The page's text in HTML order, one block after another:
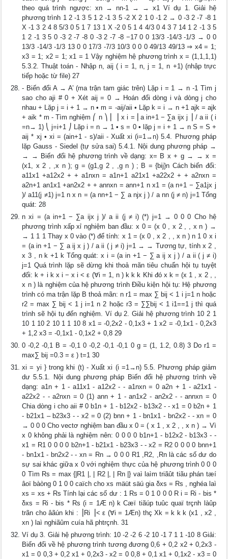
theo quá trình ngược: xn → nn-1 → → x1 Ví dụ 1. Giải hệ
phương trình 1 2 -1 3 5 1 2 -1 3 5 -2 X 2 1 0 -1 2 → 0 -3 2 -7 -8 1
X -1 3 2 4 8 5/3 0 5 1 7 13 1 X -2 0 5 1 4 4/3 0 4 3 7 14 1 2 -1 3 5
1 2 -1 3 5 0 -3 2 -7 -8 0 -3 2 -7 -8 −17 0 0 13/3 -14/3 -1/3 → 0 0
13/3 -14/3 -1/3 13 0 0 17/3 -7/3 10/3 0 0 0 49/13 49/13 ⇒ x4 = 1;
x3 = 1; x2 = 1; x1 = 1 Vậy nghiệm hệ phương trình x = (1,1,1,1)
5.3.2. Thuật toán - Nhập n, aij ( i = 1, n, j = 1, n +1) (nhập trực
tiếp hoặc từ file) 27
- Biến đổi A → A’ (ma trận tam giác trên) Lặp i = 1 → n -1 Tìm j
sao cho aji # 0 + Xét aij = 0 → Hoán đổi dòng i và dòng j cho
nhau + Lặp j = i + 1 → n • m = -aij/aii • Lặp k = i → n +1 ajk = ajk
+ aik * m - Tìm nghiệm ⎛ n ⎞ ⎜ ⎟ x i = ⎜a in+1 − ∑a ijx j ⎟ / a ii ( i
=n→ 1) ⎝ j=i+1 ⎠ Lặp i = n → 1 • s = 0 • lặp j = i + 1 → n S = S +
aij * xj • xi = (ain+1 - s)/aii - Xuất xi (i=1→n) 5.4. Phương pháp
lặp Gauss - Siedel (tự sửa sai) 5.4.1. Nội dung phương pháp →
→ → Biến đổi hệ phương trình về dạng: x= B x + g → → x =
(x1, x 2 , ,x n ); g = (g1,g 2 , ,g n ) ; B = {bij}n Cách biến đổi:
a11x1 +a12x2 + + a1nxn = a1n+1 a21x1 +a22x2 + + a2nxn =
a2n+1 an1x1 +an2x2 + + annxn = ann+1 n x1 = (a n+1 − ∑a1jx j
)/ a11(j ≠1) j=1 n x n = (a nn+1 − ∑ a njx j ) / a nn (j ≠ n) j=1 Tổng
quát: 28
n xi = (a in+1 − ∑a ijx j )/ a ii (j ≠ i) (*) j=1 → 0 0 0 Cho hệ
phương trình xấp xỉ nghiệm ban đầu: x 0 = (x 0 , x 2 , , x n ) →
→ 1 1 1 Thay x 0 vào (*) để tính: x 1 = (x 0 , x 2 , , x n ) n 1 0 x i
= (a in +1 − ∑ a ij x j ) / a ii ( j ≠ i) j=1 → → Tương tự, tính x 2 ,
x 3 , n k +1 k Tổng quát: x i = (a in +1 − ∑ a ij x j ) / a ii ( j ≠ i)
j=1 Quá trình lặp sẽ dừng khi thoả mãn tiêu chuẩn hội tụ tuyệt
đối: k + i k x i − x i < ε (∀i = 1, n ) k k k Khi đó x k = (x 1 , x 2 , ,
x n ) là nghiệm của hệ phương trình Điều kiện hội tụ: Hệ phương
trình có ma trận lặp B thoả mãn: n r1 = max ∑ bij < 1 i j=1 n hoặc
r2 = max ∑ bij < 1 j i=1 n 2 hoặc r3 = ∑∑bij < 1 i1==1 j thì quá
trình sẽ hội tụ đến nghiệm. Ví dụ 2. Giải hệ phương trình 10 2 1
10 1 10 2 10 1 1 10 8 x1 = -0,2x2 - 0,1x3 + 1 x2 = -0,1x1 - 0,2x3
+ 1,2 x3 = -0,1x1 - 0,1x2 + 0,8 29
0 -0,2 -0,1 B = -0,1 0 -0,2 -0,1 -0,1 0 g = (1, 1.2, 0.8) 3 Do r1 =
max∑ bij =0.3 = ε ) t=1 30
xi = yi } trong khi (t) - Xuất xi (i =1→n) 5.5. Phương pháp giảm
dư 5.5.1. Nội dung phương pháp Biến đổi hệ phương trình về
dạng: a1n + 1 - a11x1 - a12x2 - - a1nxn = 0 a2n + 1 - a21x1 -
a22x2 - - a2nxn = 0 (1) ann + 1 - an1x2 - an2x2 - - annxn = 0
Chia dòng i cho aii # 0 b1n + 1 - b12x2 - b13x2 - - x1 = 0 b2n + 1
- b21x1 – b23x3 - - x2 = 0 (2) bnn + 1 - bn1x1 - bn2x2 - - xn = 0
→ 0 0 0 Cho vectơ nghiệm ban đầu x 0 = ( x 1 , x 2 , , x n ) → Vì
x 0 không phải là nghiệm nên: 0 0 0 0 b1n+1 - b12x2 - b13x3 - -
x1 = R1 0 0 0 0 b2n+1 - b21x1 - b23x3 - - x2 = R2 0 0 0 0 bnn+1
- bn1x1 - bn2x2 - - xn = Rn → 0 0 0 R1 ,R2, ,Rn là các số dư do
sự sai khác giữa x 0 với nghiệm thực của hệ phương trình 0 0 0
0 Tìm Rs = max {|R1 |, | R2 |, | Rn |} vaì laìm triãût tiãu phán tæí
âoï bàòng 0 1 0 0 caïch cho xs mäüt säú gia δxs = Rs , nghéa laì
xs = xs + Rs Tính lại các số dư : 1 Rs = 0 1 0 0 0 R i = Ri - bis *
δxs = Ri - bis * Rs (i = 1Æ n) k Cæï tiãúp tuûc quaï trçnh làûp
trãn cho âãún khi : ⎟Ri ⎟< ε (∀i = 1Æn) thç Xk = k k k (x1 , x2 ,
xn ) laì nghiãûm cuía hã phtrçnh. 31
Ví dụ 3. Giải hệ phương trình: 10 -2 -2 6 -2 10 -1 7 1 1 -10 8 Giải:
Biến đổi về hệ phương trình tương đương 0,6 + 0,2 x2 + 0,2x3 -
x1 = 0 0,3 + 0,2 x1 + 0,2x3 - x2 = 0 0,8 + 0,1 x1 + 0,1x2 - x3 = 0